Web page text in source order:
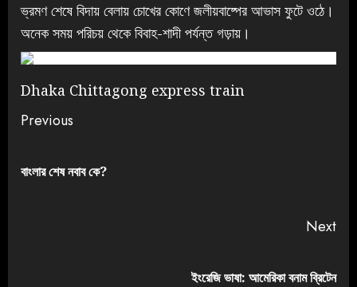
ভ্রমণ শেষে বিদায় বেলায় চোখের কোণে জলীয়বাষ্পের আভাস ফুটে ওঠে।
অনেক সময় পরিচয় থেকে বিবাহ-শাদী পর্যন্ত গড়ায়।
Dhaka Chittagong express train
Previous
বাংলার শেষ নবাব কে?
Next
ইংরেজি ভাষা: আমেরিকা বনাম ব্রিটেন